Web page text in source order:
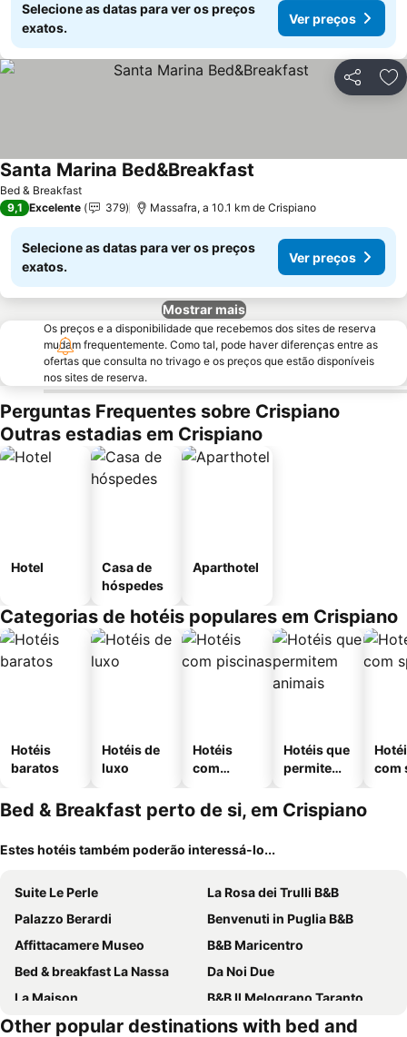
Selecione as datas para ver os preços
exatos.
Ver preços
Partilhar
Bed & Breakfast
Santa Marina Bed&Breakfast
9,1 Excelente 379 Massafra, a 10.1 km de Crispiano
Selecione as datas para ver os preços
exatos.
Ver preços
Mostrar mais
Os preços e a disponibilidade que recebemos dos sites de reserva
mudam frequentemente. Como tal, pode haver diferenças entre as
ofertas que consulta no trivago e os preços que estão disponíveis
nos sites de reserva.
Perguntas Frequentes sobre Crispiano
Outras estadias em Crispiano
Hotel
Casa de
hóspedes
Aparthotel
Categorias de hotéis populares em Crispiano
Hotéis
baratos
Hotéis de
luxo
Hotéis
com
Hotéis que
permitem
com
Bed & Breakfast perto de si, em Crispiano
Estes hotéis também poderão interessá-lo...
Suite Le Perle
La Rosa dei Trulli B&B
Palazzo Berardi
Benvenuti in Puglia B&B
Affittacamere Museo
B&B Maricentro
Bed & breakfast La Nassa
Da Noi Due
La Maison
B&B Il Melograno Taranto
Alba dei Trulli
Trullieu Guesthouse
Other popular destinations with bed and